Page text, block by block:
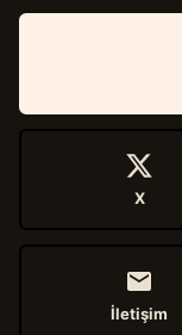
X
İletişim